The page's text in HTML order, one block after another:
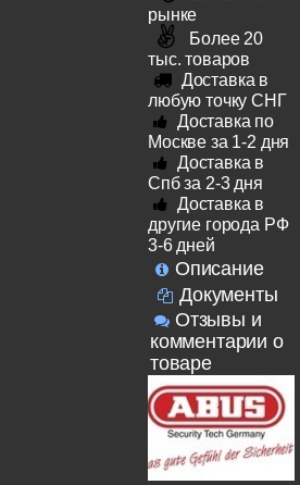
рынке
Более 20
тыс. товаров
Доставка в
любую точку СНГ
Доставка по
Москве за 1-2 дня
Доставка в
Спб за 2-3 дня
Доставка в
другие города РФ
3-6 дней
Описание
Документы
Отзывы и
комментарии о
товаре